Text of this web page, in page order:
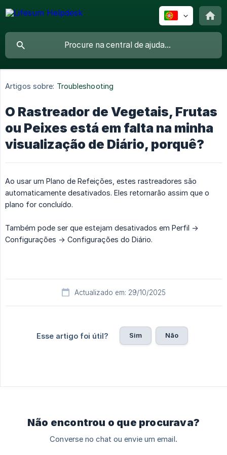
Artigos sobre: Troubleshooting
O Rastreador de Vegetais, Frutas
ou Peixes está em falta na minha
visualização de Diário, porquê?
Ao usar um Plano de Refeições, estes rastreadores são
automaticamente desativados. Eles retornarão assim que o
plano for concluído.
Também pode ser que estejam desativados em Perfil ->
Configurações -> Configurações do Diário.
Actualizado em: 29/10/2025
Esse artigo foi útil? Sim Não
Não encontrou o que procurava?
Converse no chat ou envie um email.